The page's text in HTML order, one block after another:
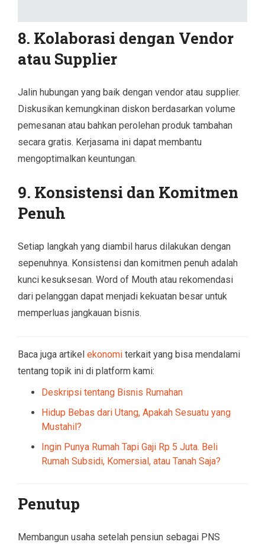
8. Kolaborasi dengan Vendor
atau Supplier
Jalin hubungan yang baik dengan vendor atau supplier.
Diskusikan kemungkinan diskon berdasarkan volume
pemesanan atau bahkan perolehan produk tambahan
secara gratis. Kerjasama ini dapat membantu
mengoptimalkan keuntungan.
9. Konsistensi dan Komitmen
Penuh
Setiap langkah yang diambil harus dilakukan dengan
sepenuhnya. Konsistensi dan komitmen penuh adalah
kunci kesuksesan. Word of Mouth atau rekomendasi
dari pelanggan dapat menjadi kekuatan besar untuk
memperluas jangkauan bisnis.
Baca juga artikel ekonomi terkait yang bisa mendalami
tentang topik ini di platform kami:
Deskripsi tentang Bisnis Rumahan
Hidup Bebas dari Utang, Apakah Sesuatu yang
Mustahil?
Ingin Punya Rumah Tapi Gaji Rp 5 Juta. Beli
Rumah Subsidi, Komersial, atau Tanah Saja?
Penutup
Membangun usaha setelah pensiun sebagai PNS